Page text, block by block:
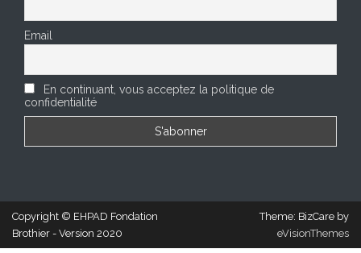
Email
En continuant, vous acceptez la politique de
confidentialité
Copyright © EHPAD Fondation
Brothier - Version 2020
Theme: BizCare by
eVisionThemes